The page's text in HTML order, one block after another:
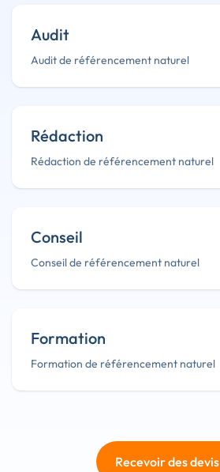
Audit
Audit de référencement naturel
Rédaction
Rédaction de référencement naturel
Conseil
Conseil de référencement naturel
Formation
Formation de référencement naturel
Recevoir des devis